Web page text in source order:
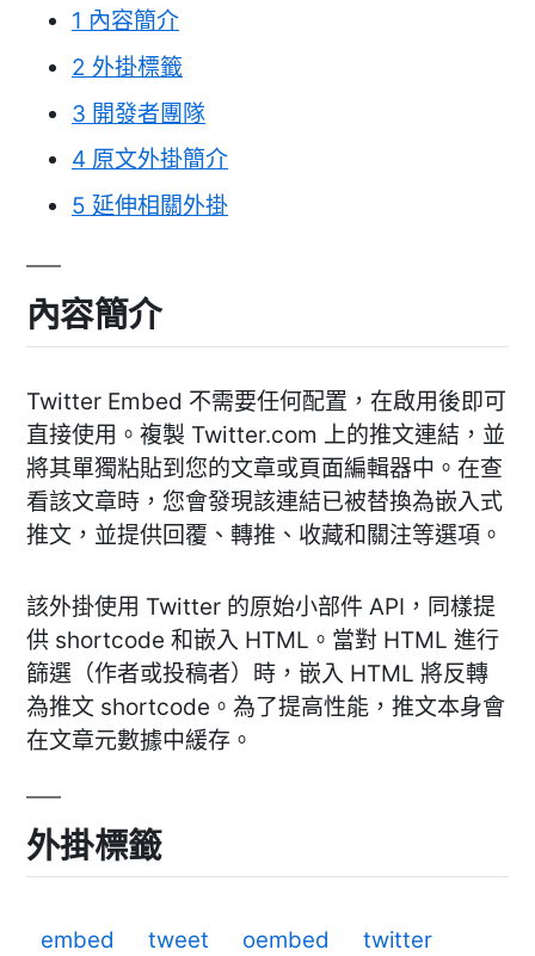
1 內容簡介
2 外掛標籤
3 開發者團隊
4 原文外掛簡介
5 延伸相關外掛
內容簡介
Twitter Embed 不需要任何配置，在啟用後即可
直接使用。複製 Twitter.com 上的推文連結，並
將其單獨粘貼到您的文章或頁面編輯器中。在查
看該文章時，您會發現該連結已被替換為嵌入式
推文，並提供回覆、轉推、收藏和關注等選項。
該外掛使用 Twitter 的原始小部件 API，同樣提
供 shortcode 和嵌入 HTML。當對 HTML 進行
篩選（作者或投稿者）時，嵌入 HTML 將反轉
為推文 shortcode。為了提高性能，推文本身會
在文章元數據中緩存。
外掛標籤
embed tweet oembed twitter